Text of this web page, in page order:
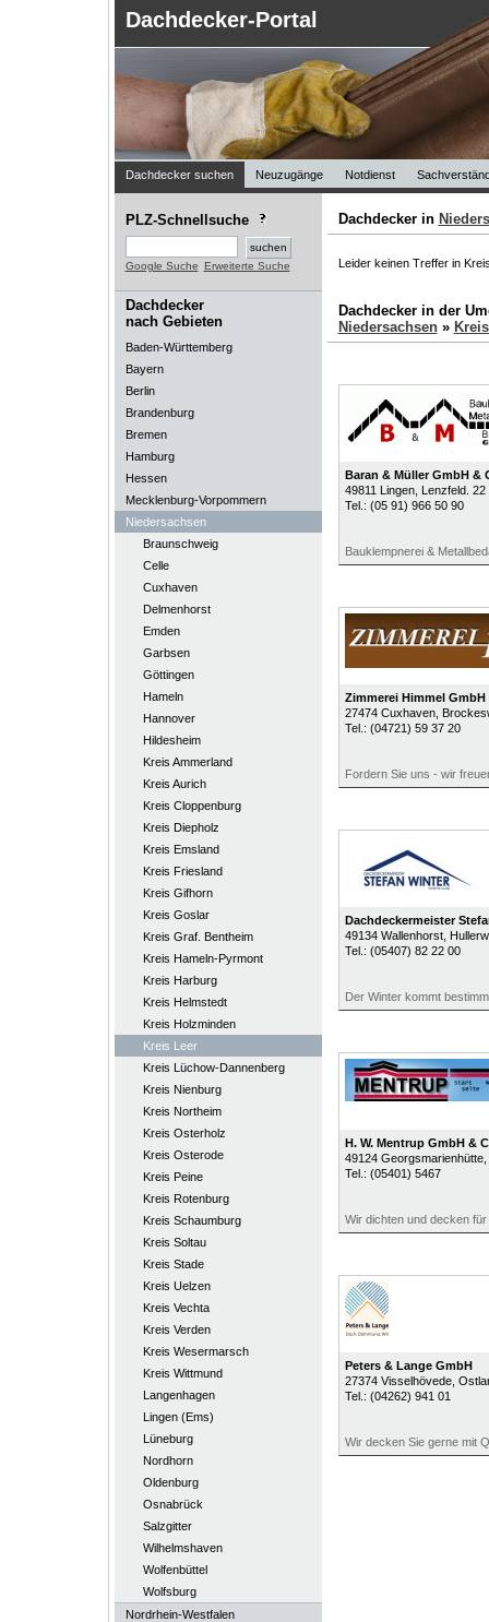
Dachdecker-Portal
Dachdecker suchen Neuzugänge Notdienst
PLZ-Schnellsuche
Google Suche Erweiterte Suche
Dachdecker
nach Gebieten
Baden-Württemberg
Bayern
Berlin
Brandenburg
Bremen
Hamburg
Hessen
Mecklenburg-Vorpommern
Niedersachsen
Braunschweig
Celle
Cuxhaven
Delmenhorst
Emden
Garbsen
Göttingen
Hameln
Hannover
Hildesheim
Kreis Ammerland
Kreis Aurich
Kreis Cloppenburg
Kreis Diepholz
Kreis Emsland
Kreis Friesland
Kreis Gifhorn
Kreis Goslar
Kreis Graf. Bentheim
Kreis Hameln-Pyrmont
Kreis Harburg
Kreis Helmstedt
Kreis Holzminden
Kreis Leer
Kreis Lüchow-Dannenberg
Kreis Nienburg
Kreis Northeim
Kreis Osterholz
Kreis Osterode
Kreis Peine
Kreis Rotenburg
Kreis Schaumburg
Kreis Soltau
Kreis Stade
Kreis Uelzen
Kreis Vechta
Kreis Verden
Kreis Wesermarsch
Kreis Wittmund
Langenhagen
Lingen (Ems)
Lüneburg
Nordhorn
Oldenburg
Osnabrück
Salzgitter
Wilhelmshaven
Wolfenbüttel
Wolfsburg
Nordrhein-Westfalen
Dachdecker in
Leider keinen Treffer in
Dachdecker in der
Niedersachsen»
Baran & Müller GmbH &
49811 Lingen, Lenzfeld. 22
Tel.: (05 91) 966 50 90
Bauklempnerei &
Zimmerei Himmel GmbH
27474 Cuxhaven,
Tel.: (04721) 59 37 20
Fordern Sie uns - wir
Dachdeckermeister
49134 Wallenhorst,
Tel.: (05407) 82 22 00
Der Winter kommt
H. W. Mentrup GmbH &
49124 Georgsmarienhütte,
Tel.: (05401) 5467
Wir dichten und decken für
Peters & Lange GmbH
27374 Visselhövede,
Tel.: (04262) 941 01
Wir decken Sie gerne mit